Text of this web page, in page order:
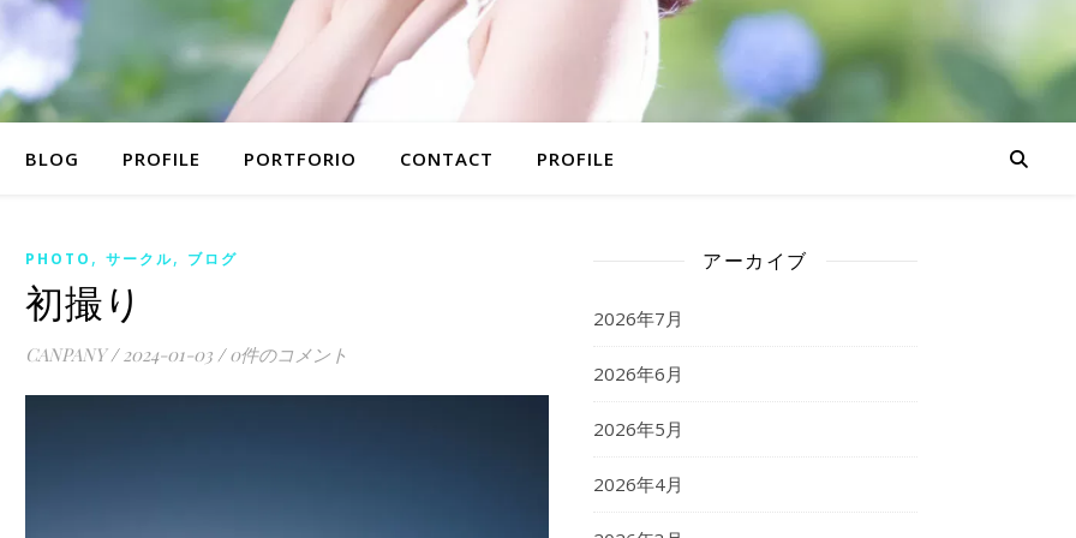
BLOG PROFILE PORTFORIO CONTACT PROFILE
PHOTO , サークル, ブログ
初撮り
CANPANY / 2024-01-03 / 0件のコメント
アーカイブ
2026年7月
2026年6月
2026年5月
2026年4月